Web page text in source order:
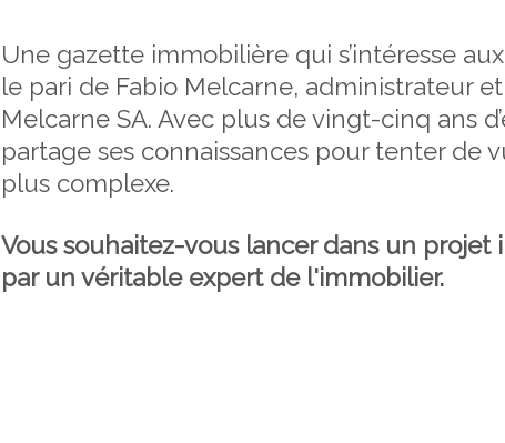
Une gazette immobilière qui s’intéresse
le pari de Fabio Melcarne, administrateur
Melcarne SA. Avec plus de vingt-cinq ans
partage ses connaissances pour tenter de
plus complexe.
Vous souhaitez-vous lancer dans un projet
par un véritable expert de l'immobilier.